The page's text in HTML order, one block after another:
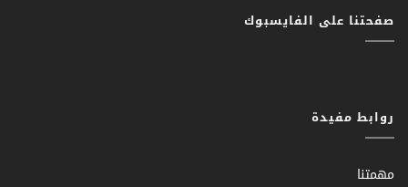
صفحتنا على الفايسبوك
روابط مفيدة
مهمتنا